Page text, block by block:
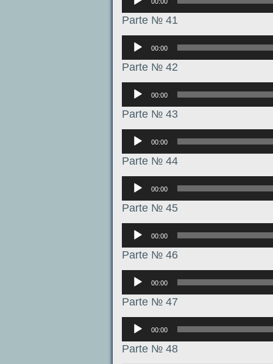
Parte № 41
Аудиоплеер
00:00
Parte № 42
Аудиоплеер
00:00
Parte № 43
Аудиоплеер
00:00
Parte № 44
Аудиоплеер
00:00
Parte № 45
Аудиоплеер
00:00
Parte № 46
Аудиоплеер
00:00
Parte № 47
Аудиоплеер
00:00
Parte № 48